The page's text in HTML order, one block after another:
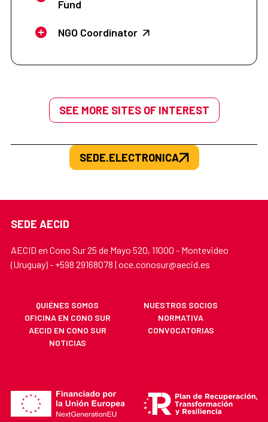
Fund
NGO Coordinator
SEE MORE SITES OF INTEREST
SEDE.ELECTRONICA
SEDE AECID
AECID en Cono Sur 25 de Mayo 520, 11000 - Montevideo
(Uruguay) - +598 29168078 | oce.conosur@aecid.es
QUIÉNES SOMOS
NUESTROS SOCIOS
OFICINA EN CONO SUR
NORMATIVA
AECID EN CONO SUR
CONVOCATORIAS
NOTICIAS